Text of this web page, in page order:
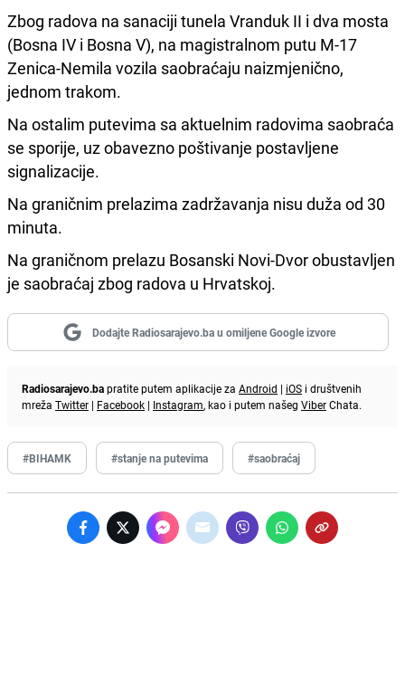
Zbog radova na sanaciji tunela Vranduk II i dva mosta
(Bosna IV i Bosna V), na magistralnom putu M-17
Zenica-Nemila vozila saobraćaju naizmjenično,
jednom trakom.
Na ostalim putevima sa aktuelnim radovima saobraća
se sporije, uz obavezno poštivanje postavljene
signalizacije.
Na graničnim prelazima zadržavanja nisu duža od 30
minuta.
Na graničnom prelazu Bosanski Novi-Dvor obustavljen
je saobraćaj zbog radova u Hrvatskoj.
Dodajte Radiosarajevo.ba u omiljene Google izvore
Radiosarajevo.bapratite putem aplikacije za Android | iOS i društvenih
mreža Twitter | Facebook | Instagram, kao i putem našeg ViberChata.
#BIHAMK #stanje na putevima #saobraćaj